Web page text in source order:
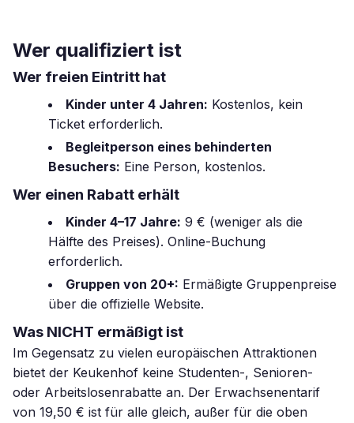
Wer qualifiziert ist
Wer freien Eintritt hat
Kinder unter 4 Jahren: Kostenlos, kein
Ticket erforderlich.
Begleitperson eines behinderten
Besuchers: Eine Person, kostenlos.
Wer einen Rabatt erhält
Kinder 4–17 Jahre: 9 € (weniger als die
Hälfte des Preises). Online-Buchung
erforderlich.
Gruppen von 20+: Ermäßigte Gruppenpreise
über die offizielle Website.
Was NICHT ermäßigt ist
Im Gegensatz zu vielen europäischen Attraktionen
bietet der Keukenhof keine Studenten-, Senioren-
oder Arbeitslosenrabatte an. Der Erwachsenentarif
von 19,50 € ist für alle gleich, außer für die oben